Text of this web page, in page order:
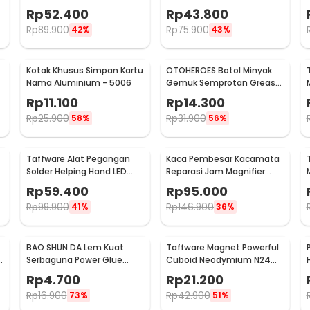
9892A
Rp52.400
Rp89.900 42%
Rp43.800
Rp75.900 43%
Kotak Khusus Simpan Kartu
Nama Aluminium - 5006
Rp11.100
Rp25.900 58%
OTOHEROES Botol Minyak
Gemuk Semprotan Grease
Gun 250ml - Q001
Rp14.300
Rp31.900 56%
Taffware Alat Pegangan
Solder Helping Hand LED
801
Rp59.400
Rp99.900 41%
Kaca Pembesar Kacamata
Reparasi Jam Magnifier
9892B2
Rp95.000
Rp146.90036%
BAO SHUN DA Lem Kuat
Serbaguna Power Glue
7000
Rp4.700
Rp16.900 73%
Taffware Magnet Powerful
Cuboid Neodymium N24
Rp21.200
Rp42.900 51%